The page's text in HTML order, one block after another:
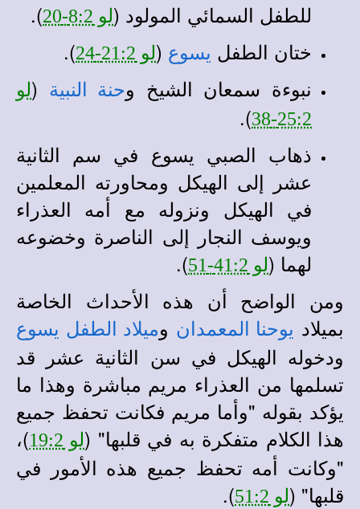
للطفل السمائي المولود (لو 8:2-20
).
ختان الطفل يسوع (لو 21:2-24
).
نبوءة سمعان الشيخ وحنة النبية (لو
25:2-38
).
ذهاب الصبي يسوع في سم الثانية
عشر إلى الهيكل ومحاورته المعلمين
في الهيكل ونزوله مع أمه العذراء
ويوسف النجار إلى الناصرة وخضوعه
لهما (لو 41:2-51
).
ومن الواضح أن هذه الأحداث الخاصة
بميلاد يوحنا المعمدان وميلاد الطفل يسوع
ودخوله الهيكل في سن الثانية عشر قد
تسلمها من العذراء مريم مباشرة وهذا ما
يؤكد بقوله "وأما مريم فكانت تحفظ جميع
هذا الكلام متفكرة به في قلبها" (لو 19:2
)،
"وكانت أمه تحفظ جميع هذه الأمور في
قلبها" (لو 51:2 ).